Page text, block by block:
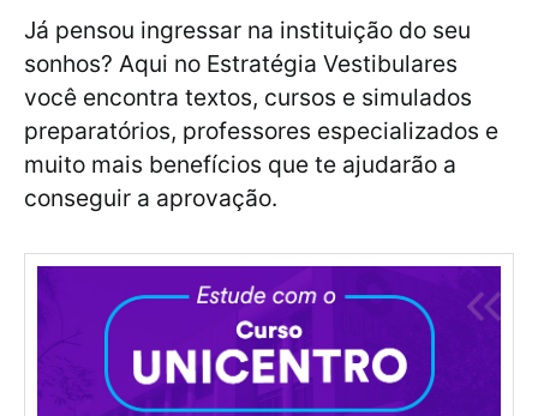
Já pensou ingressar na instituição do seu
sonhos? Aqui no Estratégia Vestibulares
você encontra textos, cursos e simulados
preparatórios, professores especializados e
muito mais benefícios que te ajudarão a
conseguir a aprovação.